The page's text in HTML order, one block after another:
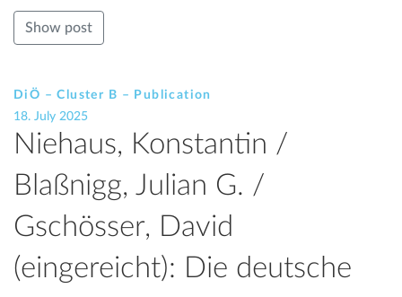
Show post
DiÖ – Cluster B – Publication
18. July 2025
Niehaus, Konstantin /
Blaßnigg, Julian G. /
Gschösser, David
(eingereicht): Die deutsche